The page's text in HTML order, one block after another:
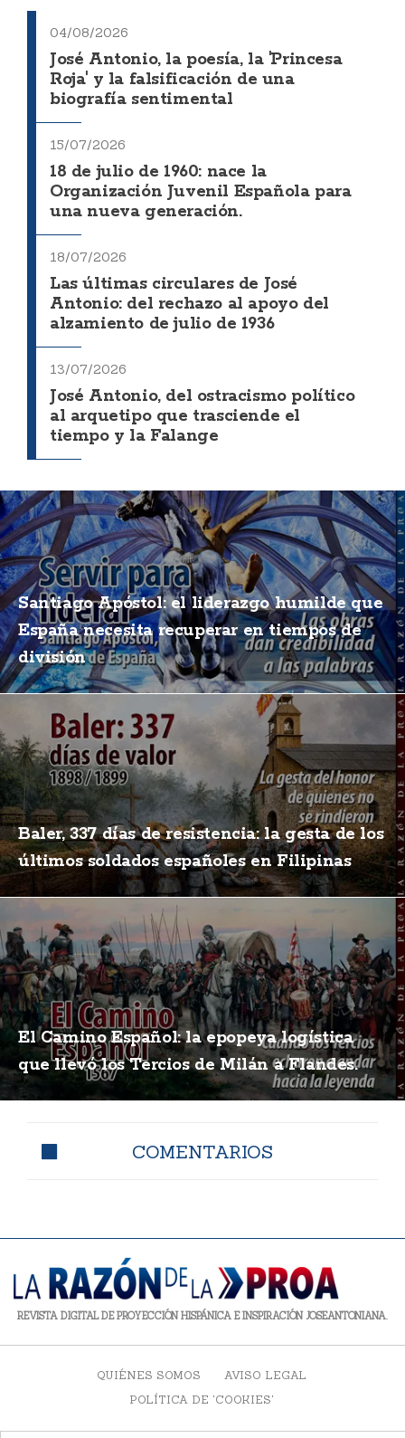
04/08/2026
José Antonio, la poesía, la 'Princesa
Roja' y la falsificación de una
biografía sentimental
15/07/2026
18 de julio de 1960: nace la
Organización Juvenil Española para
una nueva generación.
18/07/2026
Las últimas circulares de José
Antonio: del rechazo al apoyo del
alzamiento de julio de 1936
13/07/2026
José Antonio, del ostracismo político
al arquetipo que trasciende el
tiempo y la Falange
Santiago Apóstol: el liderazgo humilde que
España necesita recuperar en tiempos de
división
Baler, 337 días de resistencia: la gesta de los
últimos soldados españoles en Filipinas
El Camino Español: la epopeya logística
que llevó los Tercios de Milán a Flandes.
COMENTARIOS
REVISTA DIGITAL DE PROYECCIÓN HISPÁNICA E INSPIRACIÓN JOSEANTONIANA.
QUIÉNES SOMOS
AVISO LEGAL
POLÍTICA DE 'COOKIES'